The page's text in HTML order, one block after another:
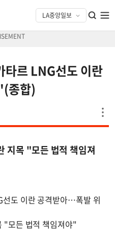
타르 LNG선도 이란
종합)
지목 "모든 법적 책임져
도 이란 공격받아…폭발 위
"모든 법적 책임져야"